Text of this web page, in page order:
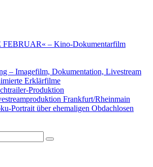
– Kino-Dokumentarfilm
– Imagefilm, Dokumentation, Livestream
Erklärfilme
Produktion
Frankfurt/Rheinmain
Portrait über ehemaligen Obdachlosen
Search